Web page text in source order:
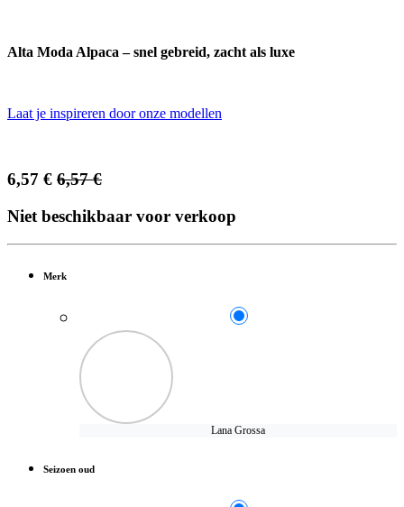
Alta Moda Alpaca – snel gebreid, zacht als luxe
Laat je inspireren door onze modellen
6,57 € 6,57€
Niet beschikbaar voor verkoop
Merk
Lana Grossa
Seizoen oud